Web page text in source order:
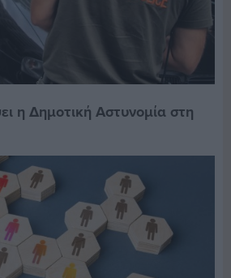
η Δημοτική Αστυνομία στη